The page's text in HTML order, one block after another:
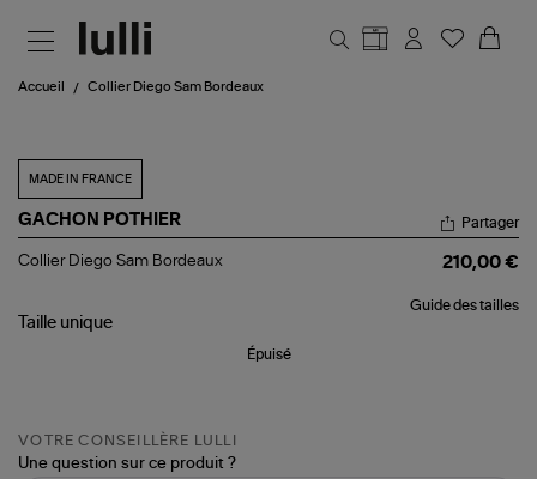
Accueil Collier Diego Sam Bordeaux
MADE IN FRANCE
GACHON POTHIER
Collier
Bordeaux
Partager
Collier Diego Sam Bordeaux 210,00 €
Guide des tailles
Taille unique
Épuisé
VOTRE CONSEILLÈRE LULLI
Une question sur ce produit ?